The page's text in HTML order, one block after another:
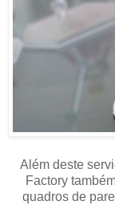
Além deste
Factory
quadros de